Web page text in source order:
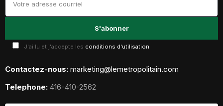
J'ai lu et j'accepte les conditions d'utilisation
Contactez-nous: marketing@lemetropolitain.com
Telephone: 416-410-2562